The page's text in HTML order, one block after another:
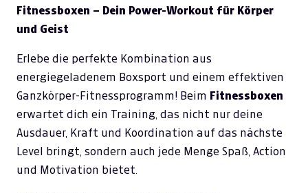
Fitnessboxen – Dein Power-Workout für Körper
und Geist
Erlebe die perfekte Kombination aus
energiegeladenem Boxsport und einem effektiven
Ganzkörper-Fitnessprogramm! Beim Fitnessboxen
erwartet dich ein Training, das nicht nur deine
Ausdauer, Kraft und Koordination auf das nächste
Level bringt, sondern auch jede Menge Spaß, Action
und Motivation bietet.